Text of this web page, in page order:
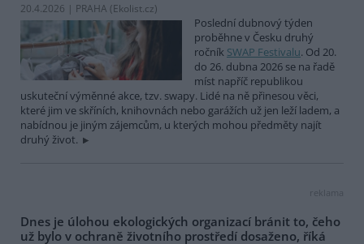
20.4.2026 | PRAHA (Ekolist.cz)
Poslední dubnový týden
proběhne v Česku druhý
ročník SWAP Festivalu. Od 20.
do 26. dubna 2026 se na řadě
míst napříč republikou
uskuteční výměnné akce, tzv. swapy. Lidé na ně přinesou věci,
které jim ve skříních, knihovnách nebo garážích už jen leží ladem, a
nabídnou je jiným zájemcům, u kterých mohou předměty najít
druhý život.
reklama
Dnes je úlohou ekologických organizací bránit to, čeho
už bylo v ochraně životního prostředí dosaženo, říká